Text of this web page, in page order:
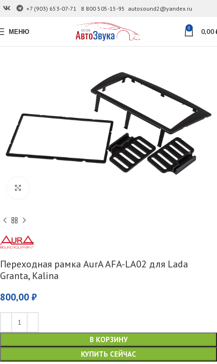
+7 (903) 653-07-71 8 800 505-15-95 autosound2@yandex.ru
МЕНЮ 0 0,00
Переходная рамка AurA AFA-LA02 для Lada
Granta, Kalina
800,00 ₽
В КОРЗИНУ
КУПИТЬ СЕЙЧАС